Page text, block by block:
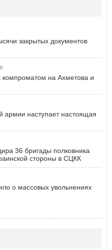
закрытых документов
компроматом на Ахметова и
армии наступает настоящая
36 бригады полковника
стороны в СЦКК
о массовых увольнениях